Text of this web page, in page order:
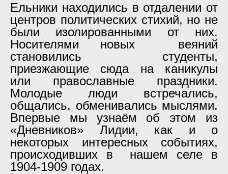
Ельники находились в отдалении от
центров политических стихий, но не
были изолированными от них.
Носителями новых веяний
становились студенты,
приезжающие сюда на каникулы
или православные праздники.
Молодые люди встречались,
общались, обменивались мыслями.
Впервые мы узнаём об этом из
«Дневников» Лидии, как и о
некоторых интересных событиях,
происходивших в нашем селе в
1904-1909 годах.